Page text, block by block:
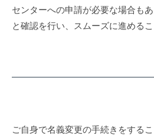
センターへの申請が必要な場合も
と確認を行い、スムーズに進めるこ
ご自身で名義変更の手続きをする